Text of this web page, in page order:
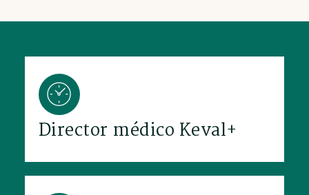
Director médico Keval+